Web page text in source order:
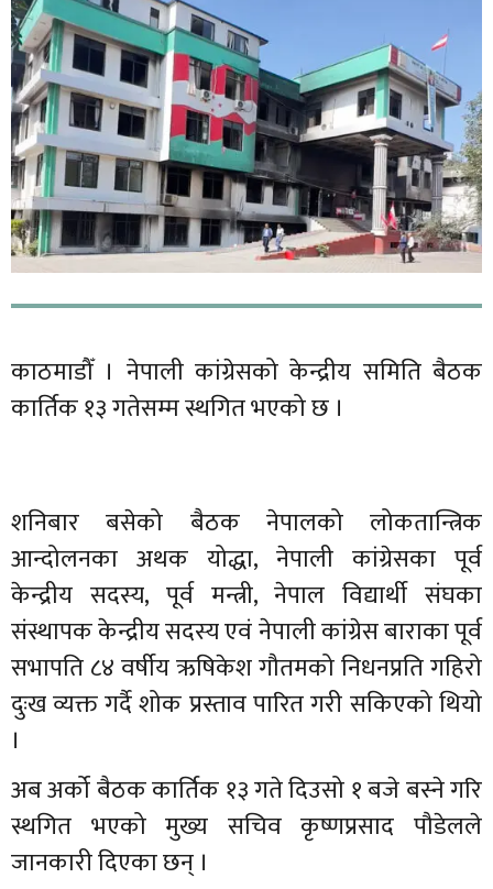
काठमाडौँ । नेपाली कांग्रेसको केन्द्रीय समिति बैठक
कार्तिक १३ गतेसम्म स्थगित भएको छ ।
शनिबार बसेको बैठक नेपालको लोकतान्त्रिक
आन्दोलनका अथक योद्धा, नेपाली कांग्रेसका पूर्व
केन्द्रीय सदस्य, पूर्व मन्त्री, नेपाल विद्यार्थी संघका
संस्थापक केन्द्रीय सदस्य एवं नेपाली कांग्रेस बाराका पूर्व
सभापति ८४ वर्षीय ऋषिकेश गौतमको निधनप्रति गहिरो
दुःख व्यक्त गर्दै शोक प्रस्ताव पारित गरी सकिएको थियो
।
अब अर्को बैठक कार्तिक १३ गते दिउसो १ बजे बस्ने गरि
स्थगित भएको मुख्य सचिव कृष्णप्रसाद पौडेलले
जानकारी दिएका छन् ।